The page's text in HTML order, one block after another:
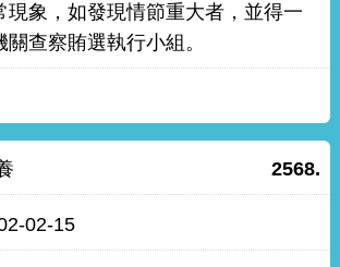
現象，如發現情節重大者，並得一
查察賄選執行小組。
2568.
02-15